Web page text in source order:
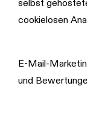
selbst gehosteten,
cookielosen Analyse
E-Mail-Marketing
und Bewertungen